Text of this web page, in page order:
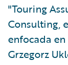
"Touring
Consulting,
enfocada
Grzegorz